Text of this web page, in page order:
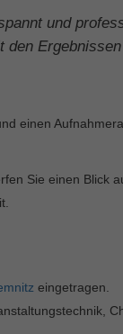
und
einen
Sie einen Blick
eingetragen.